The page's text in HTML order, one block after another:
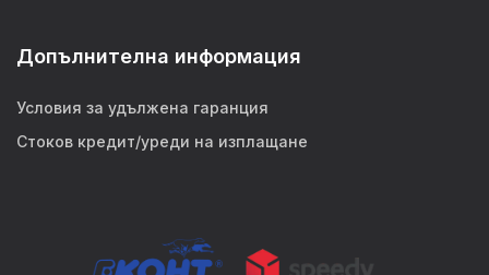
Допълнителна информация
Условия за удължена гаранция
Стоков кредит/уреди на изплащане